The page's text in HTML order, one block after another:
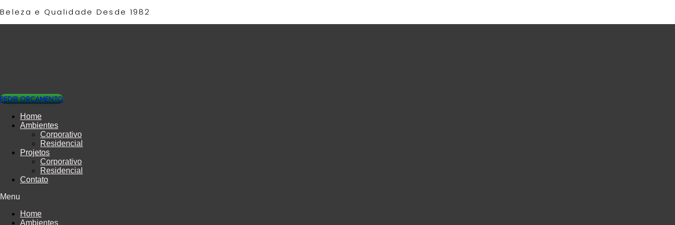
Ir
Beleza e Qualidade Desde 1982​
PEDIR ORÇAMENTO
Home
Ambientes
Corporativo
Residencial
Projetos
Corporativo
Residencial
Contato
Menu
Home
Ambientes